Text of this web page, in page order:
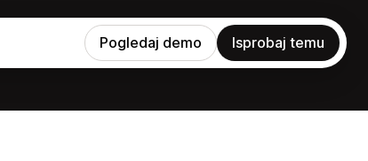
Pogledaj demo Isprobaj temu